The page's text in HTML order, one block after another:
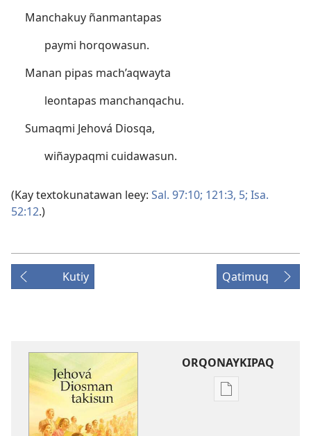
Manchakuy ñanmantapas
paymi horqowasun.
Manan pipas mach’aqwayta
leontapas manchanqachu.
Sumaqmi Jehová Diosqa,
wiñaypaqmi cuidawasun.
(Kay textokunatawan leey: Sal. 97:10; 121:3, 5; Isa.
52:12.)
Kutiy Qatimuq
ORQONAYKIPAQ
Kaypi